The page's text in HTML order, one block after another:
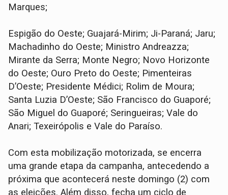
Marques;
Espigão do Oeste; Guajará-Mirim; Ji-Paraná; Jaru;
Machadinho do Oeste; Ministro Andreazza;
Mirante da Serra; Monte Negro; Novo Horizonte
do Oeste; Ouro Preto do Oeste; Pimenteiras
D’Oeste; Presidente Médici; Rolim de Moura;
Santa Luzia D’Oeste; São Francisco do Guaporé;
São Miguel do Guaporé; Seringueiras; Vale do
Anari; Texeirópolis e Vale do Paraíso.
Com esta mobilização motorizada, se encerra
uma grande etapa da campanha, antecedendo a
próxima que acontecerá neste domingo (2) com
as eleições. Além disso, fecha um ciclo de